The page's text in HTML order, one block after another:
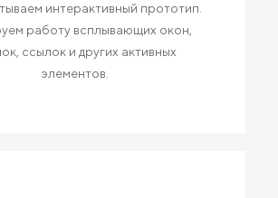
интерактивный прототип.
работу всплывающих окон,
ссылок и других активных
элементов.